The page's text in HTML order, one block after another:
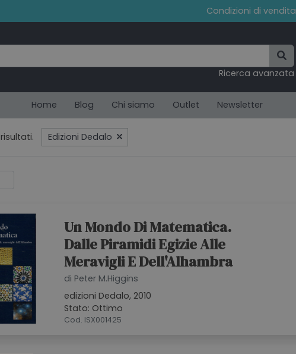
Condizioni di vendita
Ricerca avanzata
Home Blog Chi siamo Outlet Newsletter
risultati. Edizioni Dedalo
Un Mondo Di Matematica.
Dalle Piramidi Egizie Alle
Meravigli E Dell'Alhambra
di Peter M.Higgins
edizioni Dedalo, 2010
Stato: Ottimo
Cod. ISX001425